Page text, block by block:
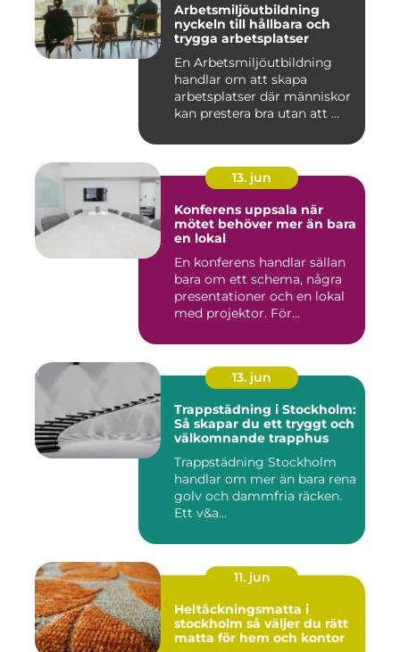
Arbetsmiljöutbildning
nyckeln till hållbara och
trygga arbetsplatser
En Arbetsmiljöutbildning
handlar om att skapa
arbetsplatser där människor
kan prestera bra utan att ...
13. jun
Konferens uppsala när
mötet behöver mer än bara
en lokal
En konferens handlar sällan
bara om ett schema, några
presentationer och en lokal
med projektor. För...
13. jun
Trappstädning i Stockholm:
Så skapar du ett tryggt och
välkomnande trapphus
Trappstädning Stockholm
handlar om mer än bara rena
golv och dammfria räcken.
Ett v&a...
11. jun
Heltäckningsmatta i
stockholm så väljer du rätt
matta för hem och kontor